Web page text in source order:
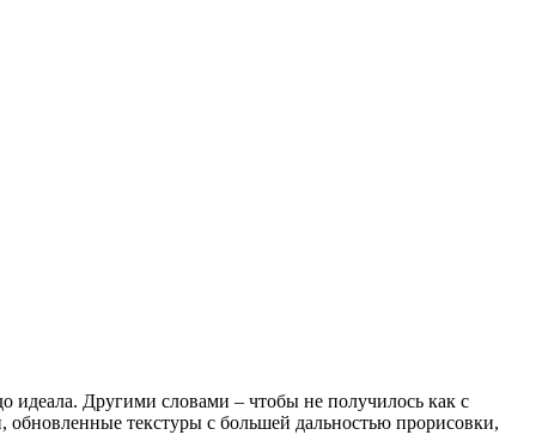
идеала. Другими словами – чтобы не получилось как с
обновленные текстуры с большей дальностью прорисовки,